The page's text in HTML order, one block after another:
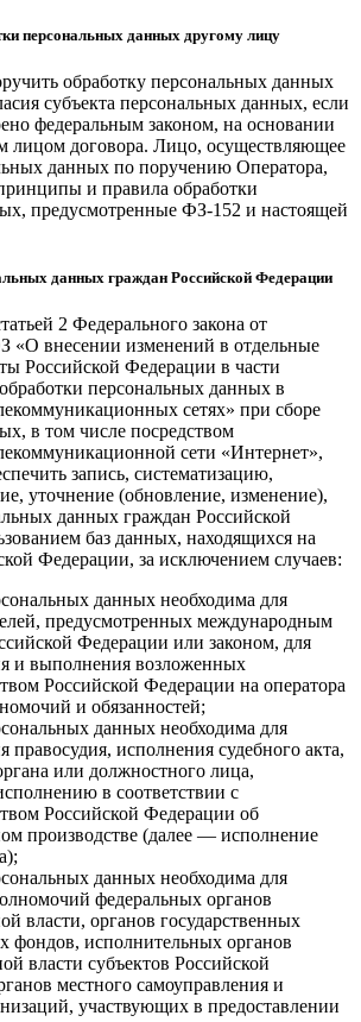
персональных данных другому лицу
обработку персональных данных
субъекта персональных данных, если
федеральным законом, на основании
лицом договора. Лицо, осуществляющее
данных по поручению Оператора,
и правила обработки
предусмотренные ФЗ-152 и настоящей
данных граждан Российской Федерации
2 Федерального закона от
«О внесении изменений в отдельные
Российской Федерации в части
персональных данных в
сетях» при сборе
в том числе посредством
сети «Интернет»,
запись, систематизацию,
уточнение (обновление, изменение),
данных граждан Российской
баз данных, находящихся на
Федерации, за исключением случаев:
данных необходима для
предусмотренных международным
Федерации или законом, для
и выполнения возложенных
Российской Федерации на оператора
и обязанностей;
данных необходима для
правосудия, исполнения судебного акта,
или должностного лица,
в соответствии с
Российской Федерации об
производстве (далее — исполнение
данных необходима для
федеральных органов
власти, органов государственных
фондов, исполнительных органов
власти субъектов Российской
местного самоуправления и
участвующих в предоставлении